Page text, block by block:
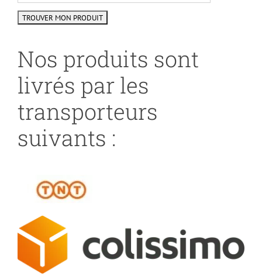
Nos produits sont
livrés par les
transporteurs
suivants :